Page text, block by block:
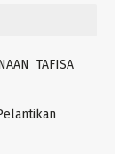
TAFISA